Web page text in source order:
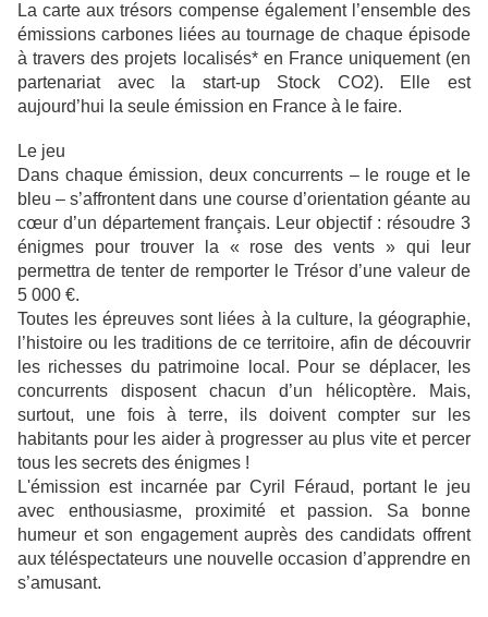
La carte aux trésors compense également l’ensemble des
émissions carbones liées au tournage de chaque épisode
à travers des projets localisés* en France uniquement (en
partenariat avec la start-up Stock CO2). Elle est
aujourd’hui la seule émission en France à le faire.
Le jeu
Dans chaque émission, deux concurrents – le rouge et le
bleu – s’affrontent dans une course d’orientation géante au
cœur d’un département français. Leur objectif : résoudre 3
énigmes pour trouver la « rose des vents » qui leur
permettra de tenter de remporter le Trésor d’une valeur de
5 000 €.
Toutes les épreuves sont liées à la culture, la géographie,
l’histoire ou les traditions de ce territoire, afin de découvrir
les richesses du patrimoine local. Pour se déplacer, les
concurrents disposent chacun d’un hélicoptère. Mais,
surtout, une fois à terre, ils doivent compter sur les
habitants pour les aider à progresser au plus vite et percer
tous les secrets des énigmes !
L'émission est incarnée par Cyril Féraud, portant le jeu
avec enthousiasme, proximité et passion. Sa bonne
humeur et son engagement auprès des candidats offrent
aux téléspectateurs une nouvelle occasion d’apprendre en
s’amusant.